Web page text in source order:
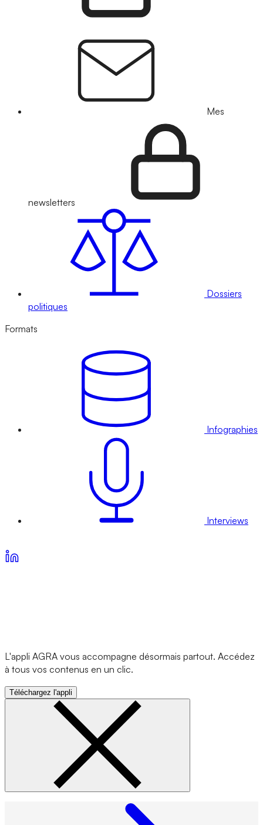
Mes
newsletters
Dossiers
politiques
Formats
Infographies
Interviews
L'appli AGRA vous accompagne désormais partout. Accédez
à tous vos contenus en un clic.
Téléchargez l'appli